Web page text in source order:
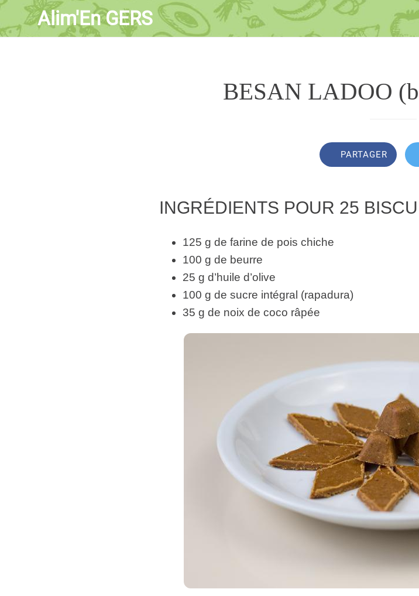
Alim'En GERS
BESAN LADOO
PARTAGER
INGRÉDIENTS POUR 25
125 g de farine de pois chiche
100 g de beurre
25 g d’huile d’olive
100 g de sucre intégral (rapadura)
35 g de noix de coco râpée